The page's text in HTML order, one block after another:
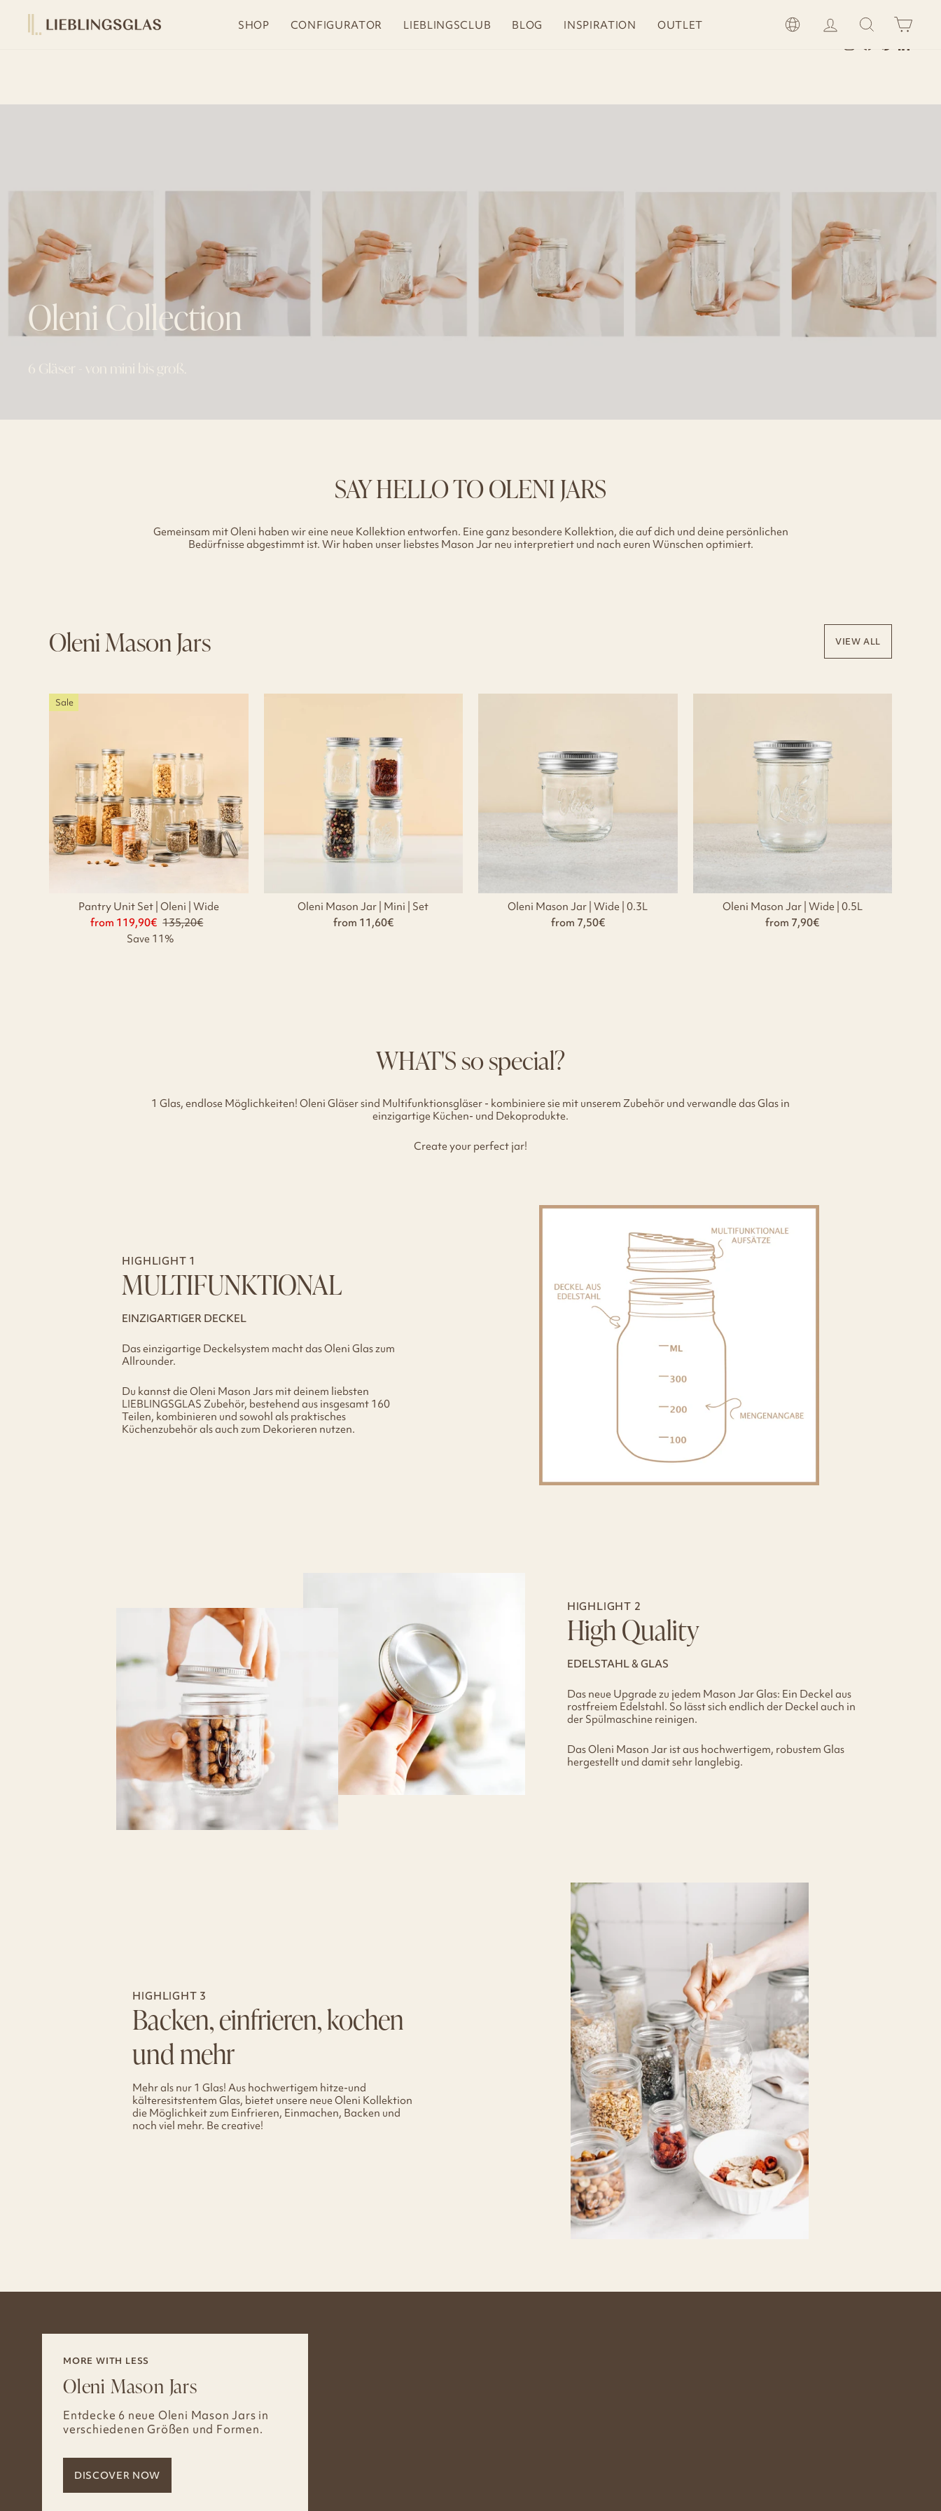
content
Pause
SHOP CONFIGURATOR LIEBLINGSCLUB BLOG INSPIRATION OUTLET LANGUAGE LOG IN SEARCH
Oleni Collection
6 Gläser - von mini bis groß.
SAY HELLO TO OLENI JARS
Gemeinsam mit Oleni haben wir eine neue Kollektion entworfen. Eine ganz besondere Kollektion, die auf dich und deine persönlichen
Bedürfnisse abgestimmt ist. Wir haben unser liebstes Mason Jar neu interpretiert und nach euren Wünschen optimiert.
Oleni Mason Jars VIEW ALL
Sale
Pantry Unit Set | Oleni | Wide
from 119,90€ Regular
price
135,20€
Save 11%
Oleni Mason Jar | Mini | Set
from 11,60€
Oleni Mason Jar | Wide | 0.3L
from 7,50€
Oleni Mason Jar | Wide | 0.5L
from 7,90€
WHAT'S so special?
1 Glas, endlose Möglichkeiten! Oleni Gläser sind Multifunktionsgläser - kombiniere sie mit unserem Zubehör und verwandle das Glas in
einzigartige Küchen- und Dekoprodukte.
Create your perfect jar!
HIGHLIGHT 1
MULTIFUNKTIONAL
EINZIGARTIGER DECKEL
Das einzigartige Deckelsystem macht das Oleni Glas zum
Allrounder.
Du kannst die Oleni Mason Jars mit deinem liebsten
LIEBLINGSGLAS Zubehör, bestehend aus insgesamt 160
Teilen, kombinieren und sowohl als praktisches
Küchenzubehör als auch zum Dekorieren nutzen.
HIGHLIGHT 2
High Quality
EDELSTAHL & GLAS
Das neue Upgrade zu jedem Mason Jar Glas: Ein Deckel aus
rostfreiem Edelstahl. So lässt sich endlich der Deckel auch in
der Spülmaschine reinigen.
Das Oleni Mason Jar ist aus hochwertigem, robustem Glas
hergestellt und damit sehr langlebig.
HIGHLIGHT 3
Backen, einfrieren, kochen
und mehr
Mehr als nur 1 Glas! Aus hochwertigem hitze-und
kälteresitstentem Glas, bietet unsere neue Oleni Kollektion
die Möglichkeit zum Einfrieren, Einmachen, Backen und
noch viel mehr. Be creative!
MORE WITH LESS
Oleni Mason Jars
Entdecke 6 neue Oleni Mason Jars in
verschiedenen Größen und Formen.
DISCOVER NOW